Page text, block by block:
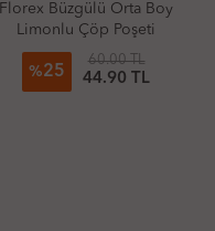
Florex Büzgülü Orta Boy
Limonlu Çöp Poşeti
%25
60.00 TL
44.90 TL